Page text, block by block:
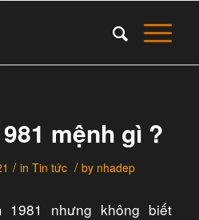
mệnh gì ?
/ in Tin tức / by nhadep
1981 nhưng không biết